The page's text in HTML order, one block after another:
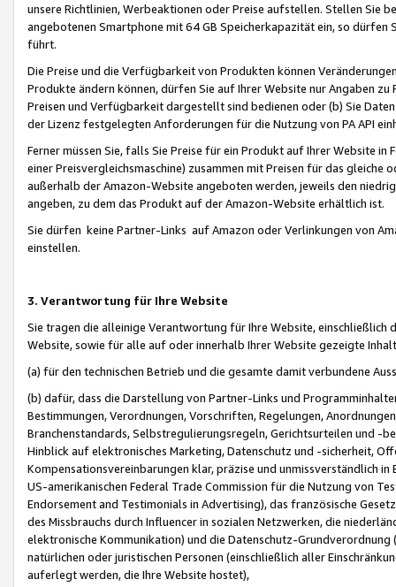
unsere Richtlinien, Werbeaktionen oder Preise aufstellen. Stellen Sie
angebotenen Smartphone mit 64 GB Speicherkapazität ein, so dürfen
führt.
Die Preise und die Verfügbarkeit von Produkten können
Produkte ändern können, dürfen Sie auf Ihrer Website nur Angaben
Preisen und Verfügbarkeit dargestellt sind bedienen oder (b) Sie
der Lizenz festgelegten Anforderungen für die Nutzung von PA API
Ferner müssen Sie, falls Sie Preise für ein Produkt auf Ihrer Website
einer Preisvergleichsmaschine) zusammen mit Preisen für das
außerhalb der Amazon-Website angeboten werden, jeweils den
angeben, zu dem das Produkt auf der Amazon-Website erhältlich ist.
Sie dürfen keine Partner-Links auf Amazon oder Verlinkungen von
einstellen.
3. Verantwortung für Ihre Website
Sie tragen die alleinige Verantwortung für Ihre Website,
Website, sowie für alle auf oder innerhalb Ihrer Website gezeigte
(a) für den technischen Betrieb und die gesamte damit verbundene
(b) dafür, dass die Darstellung von Partner-Links und
Bestimmungen, Verordnungen, Vorschriften, Regelungen,
Branchenstandards, Selbstregulierungsregeln, Gerichtsurteilen und -
Hinblick auf elektronisches Marketing, Datenschutz und -sicherheit,
Kompensationsvereinbarungen klar, präzise und unmissverständlich
US-amerikanischen Federal Trade Commission für die Nutzung von
Endorsement and Testimonials in Advertising), das französische
des Missbrauchs durch Influencer in sozialen Netzwerken, die
elektronische Kommunikation) und die Datenschutz-
natürlichen oder juristischen Personen (einschließlich aller
auferlegt werden, die Ihre Website hostet),